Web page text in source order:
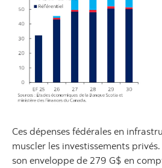
Ces dépenses fédérales en
muscler les investissements
son enveloppe de 279 G$ en